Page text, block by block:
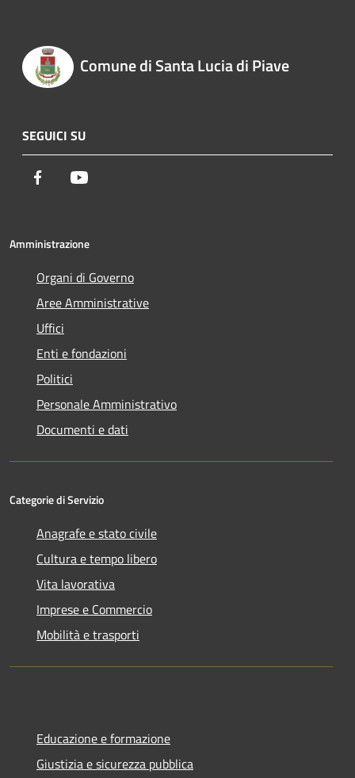
Comune di Santa Lucia di Piave
SEGUICI SU
Facebook
Amministrazione
Organi di Governo
Aree Amministrative
Uffici
Enti e fondazioni
Politici
Personale Amministrativo
Documenti e dati
Categorie di Servizio
Anagrafe e stato civile
Cultura e tempo libero
Vita lavorativa
Imprese e Commercio
Mobilità e trasporti
Educazione e formazione
Giustizia e sicurezza pubblica